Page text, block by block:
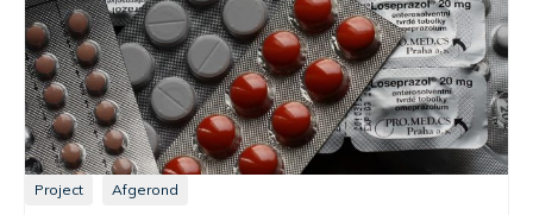
Project Afgerond